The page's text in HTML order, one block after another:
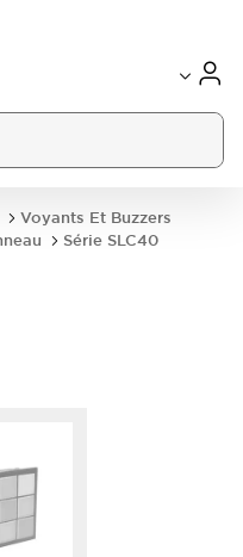
Voyants Et Buzzers
Série SLC40